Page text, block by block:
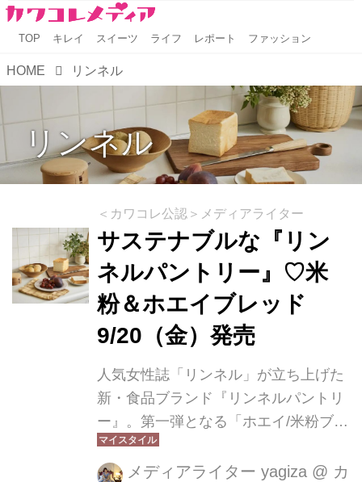
TOP キレイ スイーツ ライフ レポート ファッション
HOME リンネル
リンネル
＜カワコレ公認＞メディアライター
サステナブルな『リン
ネルパントリー』♡米
粉＆ホエイブレッド
9/20（金）発売
人気女性誌「リンネル」が立ち上げた
新・食品ブランド『リンネルパントリ
ー』。第一弾となる「ホエイ/米粉ブレ
ッド」が、9月20日(金)からリンネル公
式サイトにて発売スタート。原液のま
メディアライター yagiza @ カ